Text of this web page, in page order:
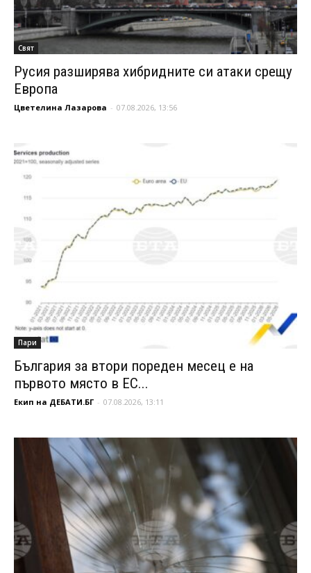
Свят
Русия разширява хибридните си атаки срещу
Европа
Цветелина Лазарова - 07.08.2026, 13:56
Пари
България за втори пореден месец е на
първото място в ЕС...
Екип на ДЕБАТИ.БГ - 07.08.2026, 13:11